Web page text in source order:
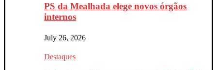
PS da Mealhada elege novos órgãos
internos
July 26, 2026
Destaques